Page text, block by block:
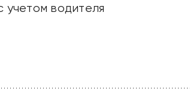
учетом водителя